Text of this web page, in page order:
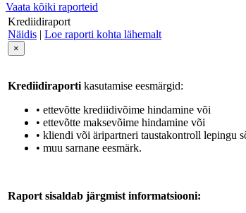
Vaata kõiki raporteid
Krediidiraport
Näidis | Loe raporti kohta lähemalt
×
Krediidiraporti kasutamise eesmärgid:
• ettevõtte krediidivõime hindamine või
• ettevõtte maksevõime hindamine või
• kliendi või äripartneri taustakontroll lepingu
• muu sarnane eesmärk.
Raport sisaldab järgmist informatsiooni: